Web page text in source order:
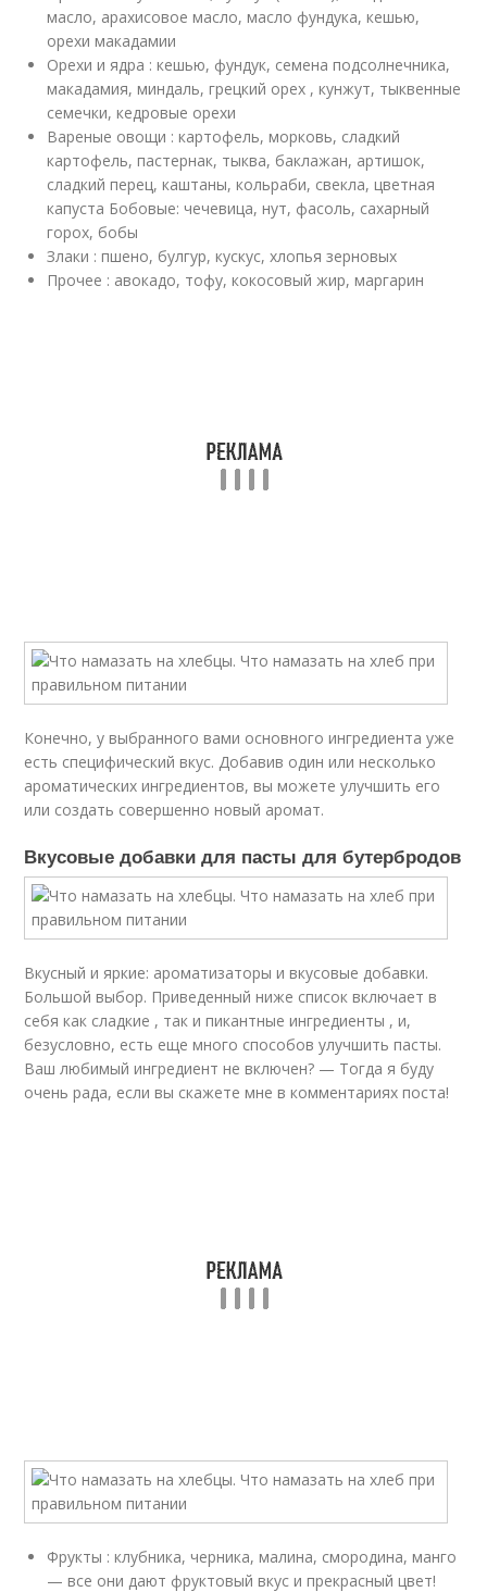
масло, арахисовое масло, масло фундука, кешью,
орехи макадамии
Орехи и ядра : кешью, фундук, семена подсолнечника,
макадамия, миндаль, грецкий орех , кунжут, тыквенные
семечки, кедровые орехи
Вареные овощи : картофель, морковь, сладкий
картофель, пастернак, тыква, баклажан, артишок,
сладкий перец, каштаны, кольраби, свекла, цветная
капуста Бобовые: чечевица, нут, фасоль, сахарный
горох, бобы
Злаки : пшено, булгур, кускус, хлопья зерновых
Прочее : авокадо, тофу, кокосовый жир, маргарин
Конечно, у выбранного вами основного ингредиента уже
есть специфический вкус. Добавив один или несколько
ароматических ингредиентов, вы можете улучшить его
или создать совершенно новый аромат.
Вкусовые добавки для пасты для бутербродов
Вкусный и яркие: ароматизаторы и вкусовые добавки.
Большой выбор. Приведенный ниже список включает в
себя как сладкие , так и пикантные ингредиенты , и,
безусловно, есть еще много способов улучшить пасты.
Ваш любимый ингредиент не включен? — Тогда я буду
очень рада, если вы скажете мне в комментариях поста!
Фрукты : клубника, черника, малина, смородина, манго
— все они дают фруктовый вкус и прекрасный цвет!